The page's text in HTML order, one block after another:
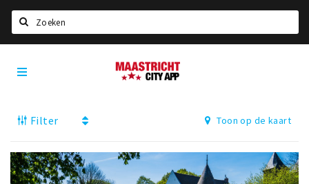
Home
Deals
Nieuws, interviews & blogs
Maastricht
City
Filter Toon op de kaart